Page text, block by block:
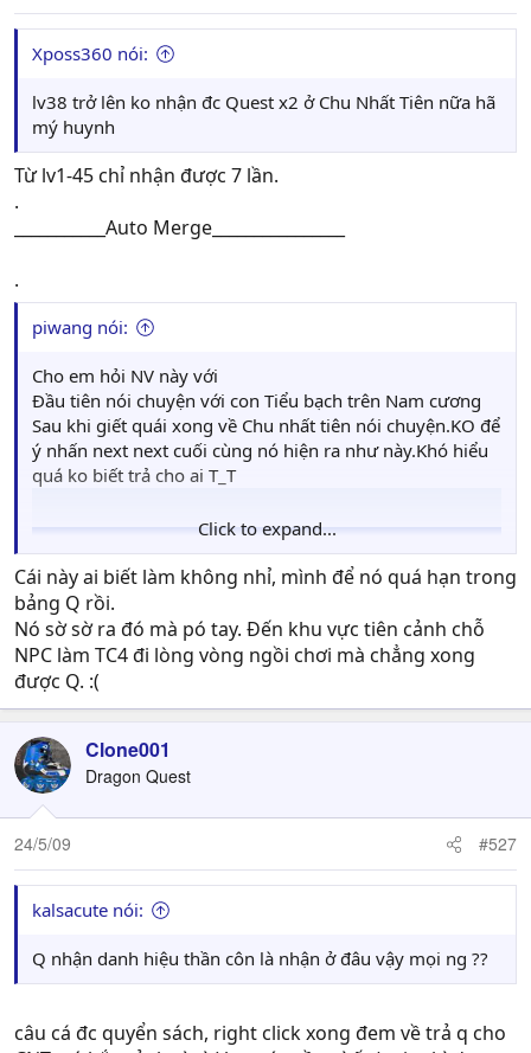
Xposs360 nói:
lv38 trở lên ko nhận đc Quest x2 ở Chu Nhất Tiên nữa hã
mý huynh
Từ lv1-45 chỉ nhận được 7 lần.
.
___________Auto Merge________________
.
piwang nói:
Cho em hỏi NV này với
Đầu tiên nói chuyện với con Tiểu bạch trên Nam cương
Sau khi giết quái xong về Chu nhất tiên nói chuyện.KO để
ý nhấn next next cuối cùng nó hiện ra như này.Khó hiểu
quá ko biết trả cho ai T_T
.
___________Auto Merge________________
.
Sorry mod Em post lại cái hình T_______T
Click to expand...
Cái này ai biết làm không nhỉ, mình để nó quá hạn trong
bảng Q rồi.
Nó sờ sờ ra đó mà pó tay. Đến khu vực tiên cảnh chỗ
NPC làm TC4 đi lòng vòng ngồi chơi mà chẳng xong
được Q. :(
Clone001
Dragon Quest
24/5/09 #527
kalsacute nói:
Q nhận danh hiệu thần côn là nhận ở đâu vậy mọi ng ??
câu cá đc quyển sách, right click xong đem về trả q cho